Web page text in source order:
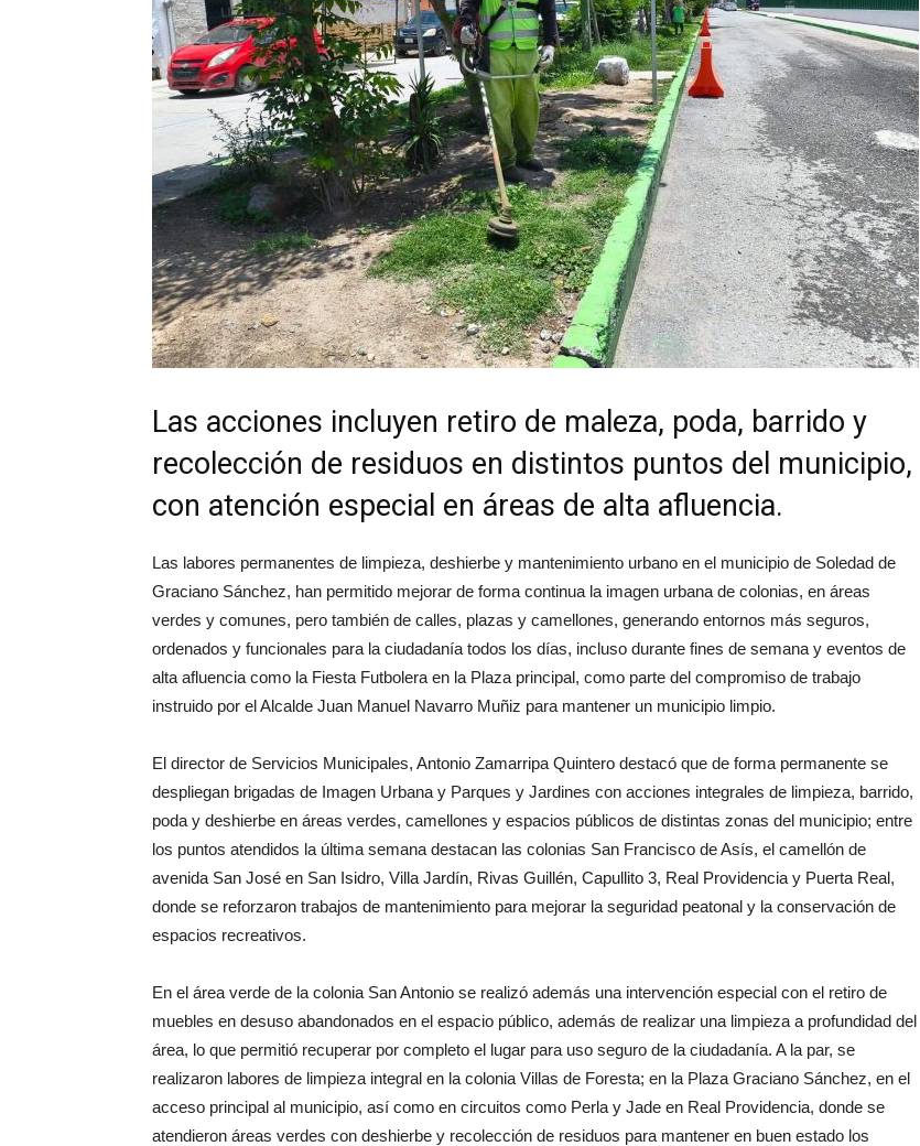
Las acciones incluyen retiro de maleza, poda, barrido y
recolección de residuos en distintos puntos del municipio,
con atención especial en áreas de alta afluencia.
Las labores permanentes de limpieza, deshierbe y mantenimiento urbano en el municipio de Soledad de
Graciano Sánchez, han permitido mejorar de forma continua la imagen urbana de colonias, en áreas
verdes y comunes, pero también de calles, plazas y camellones, generando entornos más seguros,
ordenados y funcionales para la ciudadanía todos los días, incluso durante fines de semana y eventos de
alta afluencia como la Fiesta Futbolera en la Plaza principal, como parte del compromiso de trabajo
instruido por el Alcalde Juan Manuel Navarro Muñiz para mantener un municipio limpio.
El director de Servicios Municipales, Antonio Zamarripa Quintero destacó que de forma permanente se
despliegan brigadas de Imagen Urbana y Parques y Jardines con acciones integrales de limpieza, barrido,
poda y deshierbe en áreas verdes, camellones y espacios públicos de distintas zonas del municipio; entre
los puntos atendidos la última semana destacan las colonias San Francisco de Asís, el camellón de
avenida San José en San Isidro, Villa Jardín, Rivas Guillén, Capullito 3, Real Providencia y Puerta Real,
donde se reforzaron trabajos de mantenimiento para mejorar la seguridad peatonal y la conservación de
espacios recreativos.
En el área verde de la colonia San Antonio se realizó además una intervención especial con el retiro de
muebles en desuso abandonados en el espacio público, además de realizar una limpieza a profundidad del
área, lo que permitió recuperar por completo el lugar para uso seguro de la ciudadanía. A la par, se
realizaron labores de limpieza integral en la colonia Villas de Foresta; en la Plaza Graciano Sánchez, en el
acceso principal al municipio, así como en circuitos como Perla y Jade en Real Providencia, donde se
atendieron áreas verdes con deshierbe y recolección de residuos para mantener en buen estado los